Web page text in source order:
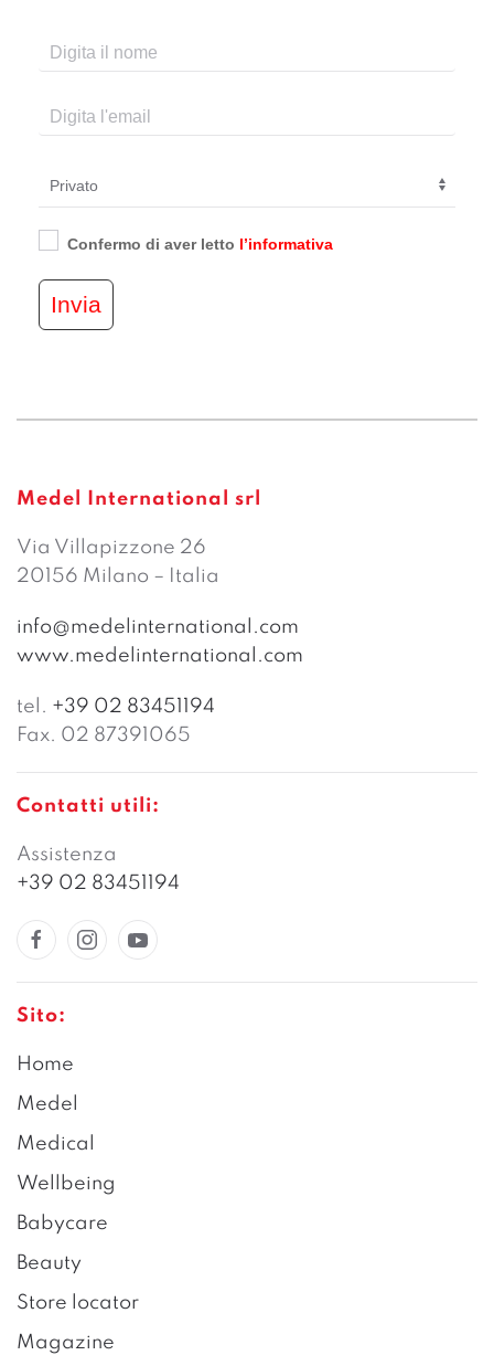
Confermo di aver letto l’informativa
Invia
Medel International srl
Via Villapizzone 26
20156 Milano – Italia
info@medelinternational.com
www.medelinternational.com
tel. +39 02 83451194
Fax. 02 87391065
Contatti utili:
Assistenza
+39 02 83451194
Sito:
Home
Medel
Medical
Wellbeing
Babycare
Beauty
Store locator
Magazine